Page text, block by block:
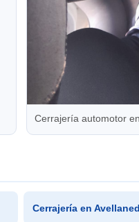
Cerrajería automotor
Cerrajería en